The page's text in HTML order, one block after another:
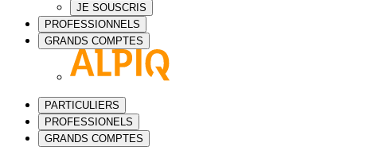
JE SOUSCRIS
PROFESSIONNELS
GRANDS COMPTES
PARTICULIERS
PROFESSIONELS
GRANDS COMPTES